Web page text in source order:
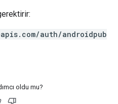
auth/androidpub
oldu mu?